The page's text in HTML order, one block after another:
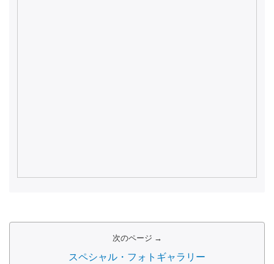
次のページ →
スペシャル・フォトギャラリー